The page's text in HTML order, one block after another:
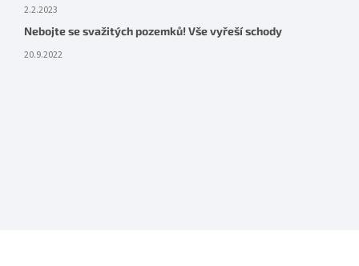
2.2.2023
Nebojte se svažitých pozemků! Vše vyřeší schody
20.9.2022